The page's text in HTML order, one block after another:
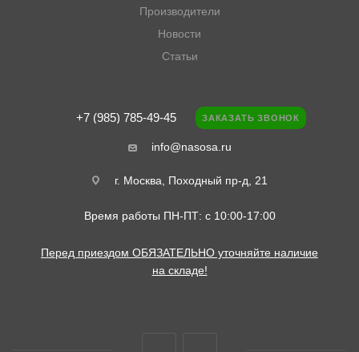
Производители
Новости
Статьи
+7 (985) 785-49-45 ЗАКАЗАТЬ ЗВОНОК
info@nasosa.ru
г. Москва, Походный пр-д, 21
Время работы ПН-ПТ: с 10:00-17:00
Перед приездом ОБЯЗАТЕЛЬНО уточняйте наличие
на складе!